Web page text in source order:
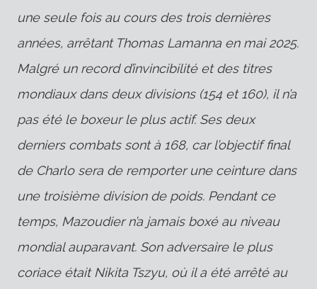
une seule fois au cours des trois dernières
années, arrêtant Thomas Lamanna en mai 2025.
Malgré un record d’invincibilité et des titres
mondiaux dans deux divisions (154 et 160), il n’a
pas été le boxeur le plus actif. Ses deux
derniers combats sont à 168, car l’objectif final
de Charlo sera de remporter une ceinture dans
une troisième division de poids. Pendant ce
temps, Mazoudier n’a jamais boxé au niveau
mondial auparavant. Son adversaire le plus
coriace était Nikita Tszyu, où il a été arrêté au